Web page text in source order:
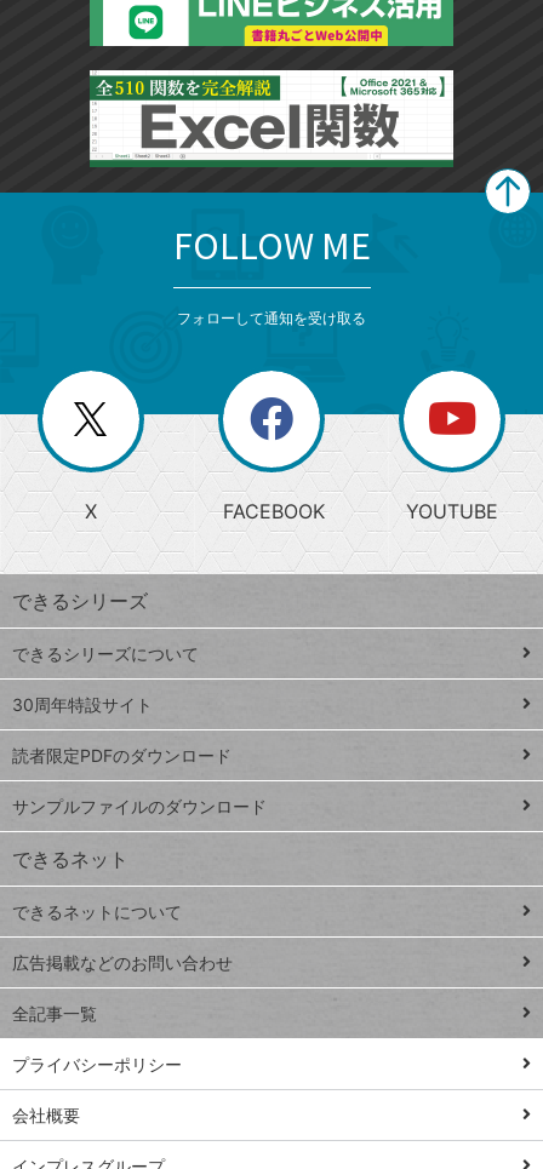
じ
る
search
検
索
上
昇
ワ
ー
ド
Google
スプレ
ッドシ
ート
iPhone
VLOOKUP
close
閉じ
る
閉
じ
る
ー
か
ら
探
す
ト
ッ
プ
ペ
ジ
連載
Excel Q&A
トイアンナ流仕
事術
PowerAutomate
ではじめる業務
の完全自動化
AI議事録作成術
FOLLOW ME
フォローして通知を受け取る
X FACEBOOK YOUTUBE
できるシリーズ
できるシリーズについて
30周年特設サイト
読者限定PDFのダウンロード
サンプルファイルのダウンロード
できるネット
できるネットについて
広告掲載などのお問い合わせ
全記事一覧
プライバシーポリシー
会社概要